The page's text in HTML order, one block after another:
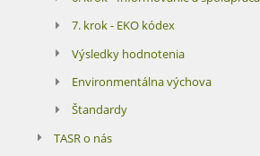
7. krok - EKO kódex
Výsledky hodnotenia
Environmentálna výchova
Štandardy
TASR o nás